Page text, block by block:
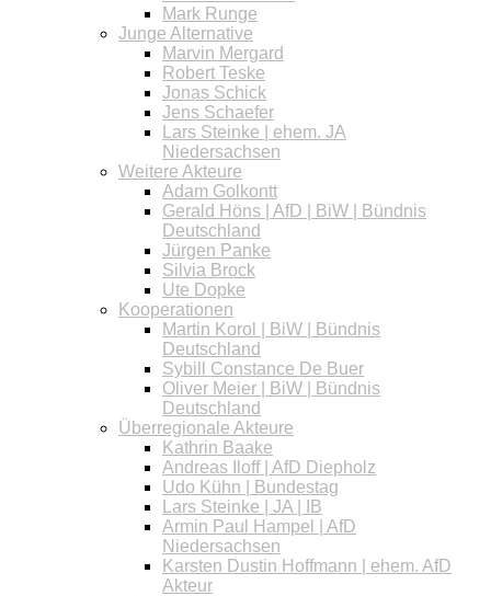
Mark Runge
Junge Alternative
Marvin Mergard
Robert Teske
Jonas Schick
Jens Schaefer
Lars Steinke | ehem. JA
Niedersachsen
Weitere Akteure
Adam Golkontt
Gerald Höns | AfD | BiW | Bündnis
Deutschland
Jürgen Panke
Silvia Brock
Ute Dopke
Kooperationen
Martin Korol | BiW | Bündnis
Deutschland
Sybill Constance De Buer
Oliver Meier | BiW | Bündnis
Deutschland
Überregionale Akteure
Kathrin Baake
Andreas Iloff | AfD Diepholz
Udo Kühn | Bundestag
Lars Steinke | JA | IB
Armin Paul Hampel | AfD
Niedersachsen
Karsten Dustin Hoffmann | ehem. AfD
Akteur